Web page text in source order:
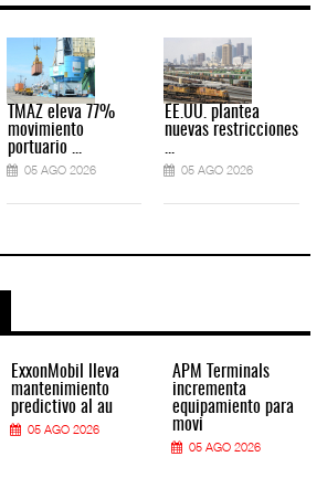
TMAZ eleva 77%
movimiento
portuario ...
05 AGO 2026
EE.UU. plantea
nuevas restricciones
05 AGO 2026
ExxonMobil lleva
mantenimiento
predictivo al au
05 AGO 2026
APM Terminals
incrementa
equipamiento para
movi
05 AGO 2026